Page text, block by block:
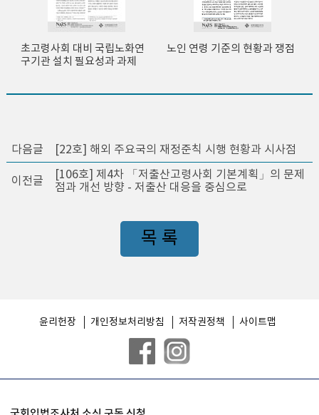
초고령사회 대비 국립노화연
구기관 설치 필요성과 과제
노인 연령 기준의 현황과 쟁점
다음글 [22호] 해외 주요국의 재정준칙 시행 현황과 시사점
이전글
[106호] 제4차 「저출산고령사회 기본계획」의 문제
점과 개선 방향 - 저출산 대응을 중심으로
목 록
윤리헌장 개인정보처리방침 저작권정책 사이트맵